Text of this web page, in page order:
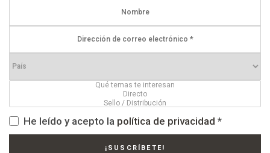
He leído y acepto la política de privacidad *